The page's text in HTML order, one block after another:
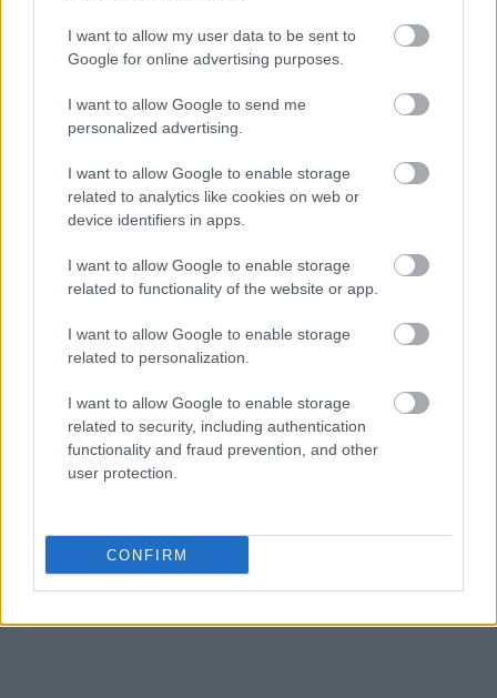
I want to allow my user data to be sent to
Google for online advertising purposes.
I want to allow Google to send me
personalized advertising.
I want to allow Google to enable storage
related to analytics like cookies on web or
device identifiers in apps.
I want to allow Google to enable storage
related to functionality of the website or app.
I want to allow Google to enable storage
related to personalization.
I want to allow Google to enable storage
related to security, including authentication
functionality and fraud prevention, and other
user protection.
CONFIRM
άλλων σημαντικών συμφωνιών που έχει
εξασφαλίσει ο όμιλος στον συγκεκριμένο
τομέα από τις αρχές του έτους
υπογραμμίζοντας την ικανότητά του να
ανταποκρίνεται στην αυξανόμενη ζήτηση των
εθνικών στρατών. Παράλληλα, αποτελεί ένα
ακόμη βήμα στην υλοποίηση της στρατηγικής του
βεληνεκούς και ενισχύει περαιτέρω τη θέση του
ως ένας από τους βασικούς παίκτες σε αυτόν τον
τομέα.
Ακολουθήστε το insider.gr στο Google News
και μάθετε
πρώτοι όλες τιςειδήσειςαπό την Ελλάδα και τον κόσμο.